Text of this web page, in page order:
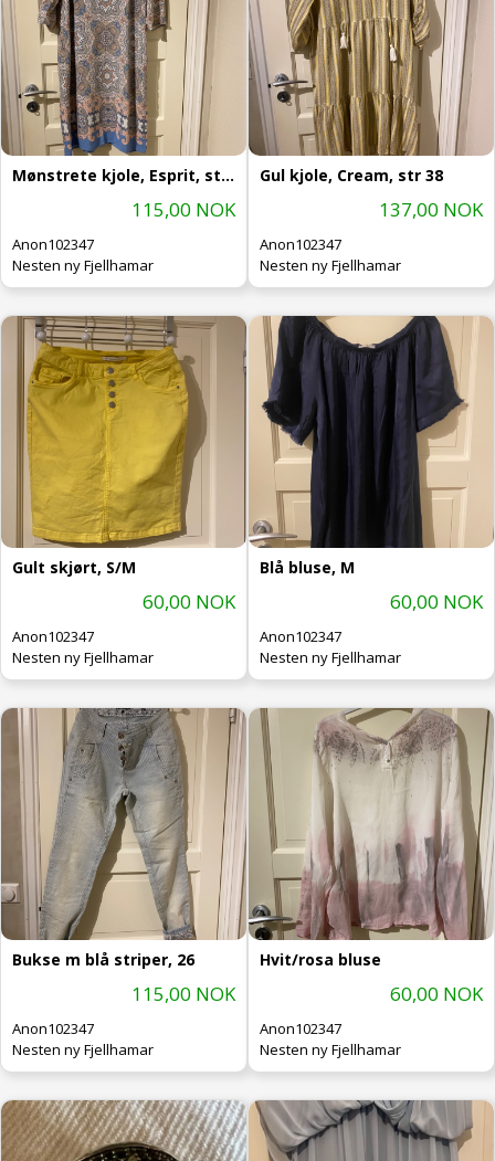
Mønstrete kjole, Esprit, str M
115,00 NOK
Anon102347
Nesten ny Fjellhamar
Gul kjole, Cream, str 38
137,00 NOK
Anon102347
Nesten ny Fjellhamar
Gult skjørt, S/M
60,00 NOK
Anon102347
Nesten ny Fjellhamar
Blå bluse, M
60,00 NOK
Anon102347
Nesten ny Fjellhamar
Bukse m blå striper, 26
115,00 NOK
Anon102347
Nesten ny Fjellhamar
Hvit/rosa bluse
60,00 NOK
Anon102347
Nesten ny Fjellhamar